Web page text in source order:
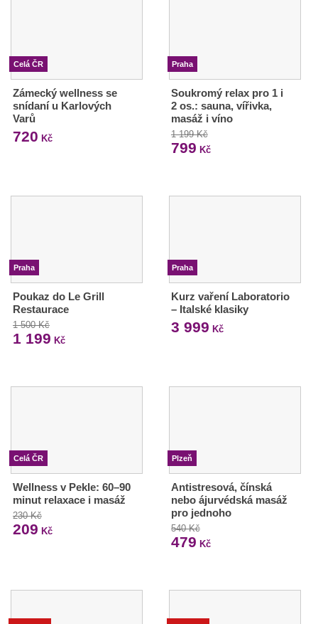
Celá ČR
Zámecký wellness se
snídaní u Karlových
Varů
720 Kč
Praha
Soukromý relax pro 1 i
2 os.: sauna, vířivka,
masáž i víno
1 199 Kč
799 Kč
Praha
Poukaz do Le Grill
Restaurace
1 500 Kč
1 199 Kč
Praha
Kurz vaření Laboratorio
– Italské klasiky
3 999 Kč
Celá ČR
Wellness v Pekle: 60–90
minut relaxace i masáž
230 Kč
209 Kč
Plzeň
Antistresová, čínská
nebo ájurvédská masáž
pro jednoho
540 Kč
479 Kč